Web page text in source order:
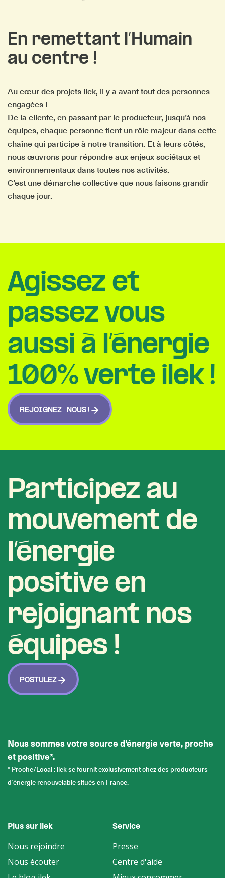
En remettant l’Humain
au centre !
Au cœur des projets ilek, il y a avant tout des personnes
engagées !
De la cliente, en passant par le producteur, jusqu’à nos
équipes, chaque personne tient un rôle majeur dans cette
chaîne qui participe à notre transition. Et à leurs côtés,
nous œuvrons pour répondre aux enjeux sociétaux et
environnementaux dans toutes nos activités.
C’est une démarche collective que nous faisons grandir
chaque jour.
Agissez et
passez vous
aussi à l’énergie
100% verte ilek !
REJOIGNEZ-NOUS !
Participez au
mouvement de
l’énergie
positive en
rejoignant nos
équipes !
POSTULEZ
Nous sommes votre source d'énergie verte, proche
et positive*.
* Proche/Local : ilek se fournit exclusivement chez des producteurs
d’énergie renouvelable situés en France.
Plus sur ilek
Nous rejoindre
Nous écouter
Service
Presse
Centre d'aide